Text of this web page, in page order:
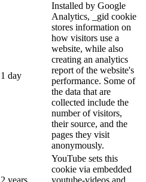
1 day
Installed by Google
Analytics, _gid cookie
stores information on
how visitors use a
website, while also
creating an analytics
report of the website's
performance. Some of
the data that are
collected include the
number of visitors,
their source, and the
pages they visit
anonymously.
YouTube sets this
cookie via embedded